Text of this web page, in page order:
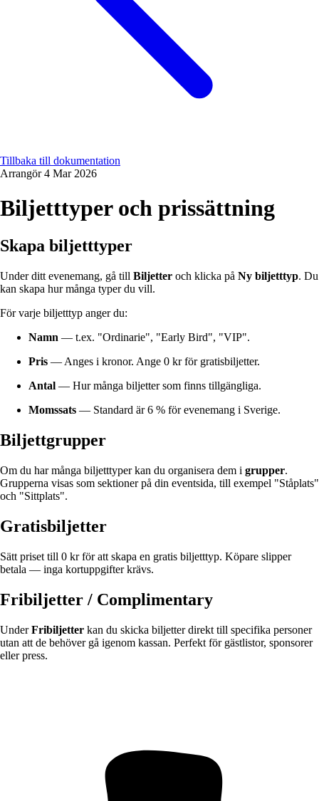
Tillbaka till dokumentation
Arrangör 4 Mar 2026
Biljetttyper och prissättning
Skapa biljetttyper
Under ditt evenemang, gå till Biljetter och klicka på Ny biljetttyp. Du
kan skapa hur många typer du vill.
För varje biljetttyp anger du:
Namn — t.ex. "Ordinarie", "Early Bird", "VIP".
Pris — Anges i kronor. Ange 0 kr för gratisbiljetter.
Antal — Hur många biljetter som finns tillgängliga.
Momssats — Standard är 6 % för evenemang i Sverige.
Biljettgrupper
Om du har många biljetttyper kan du organisera dem i grupper.
Grupperna visas som sektioner på din eventsida, till exempel "Ståplats"
och "Sittplats".
Gratisbiljetter
Sätt priset till 0 kr för att skapa en gratis biljetttyp. Köpare slipper
betala — inga kortuppgifter krävs.
Fribiljetter / Complimentary
UnderFribiljetter kan du skicka biljetter direkt till specifika personer
utan att de behöver gå igenom kassan. Perfekt för gästlistor, sponsorer
eller press.